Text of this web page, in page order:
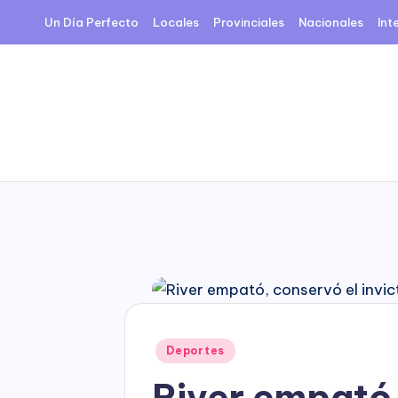
Skip
Un Día Perfecto Locales Provinciales Nacionales
Posted
Deportes